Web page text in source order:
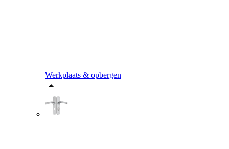
Werkplaats & opbergen